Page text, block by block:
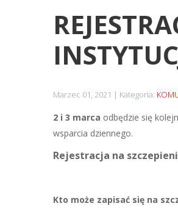
Marzec 01, 2021 Kategoria:
2 i 3 marca odbędzie się
wsparcia dziennego.
Rejestracja na
Kto może zapisać się na